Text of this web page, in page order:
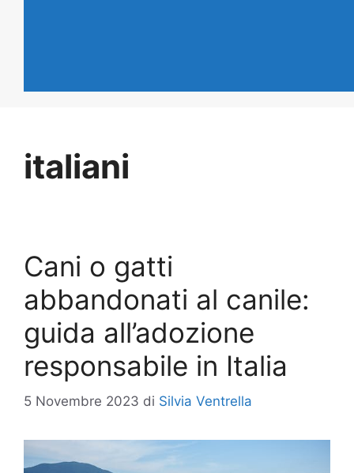
italiani
Cani o gatti
abbandonati al canile:
guida all’adozione
responsabile in Italia
5 Novembre 2023 di Silvia Ventrella